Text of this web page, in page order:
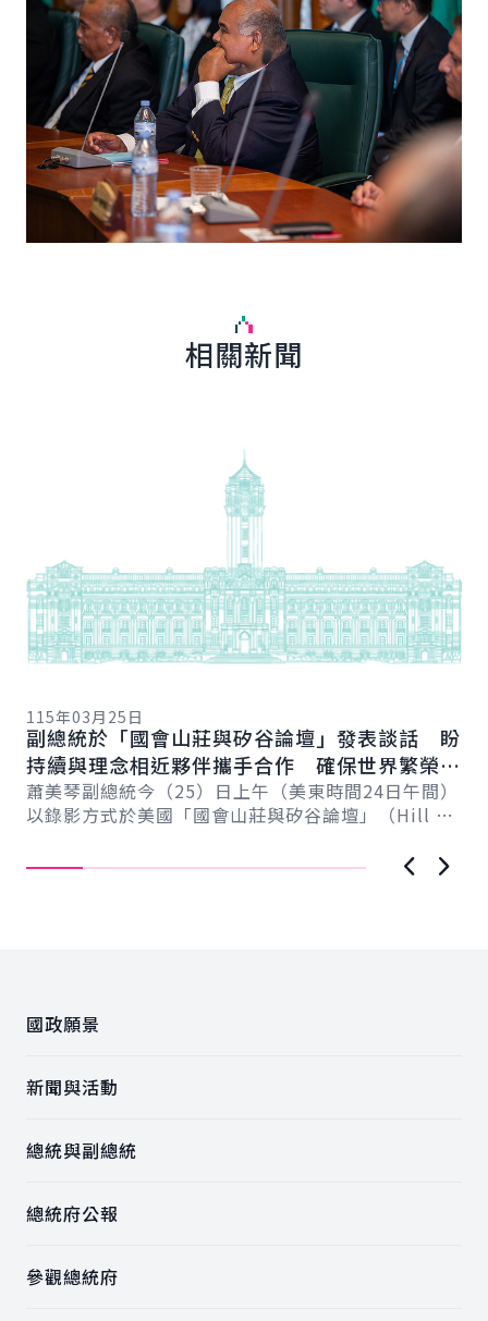
相關新聞
115年03月25日
副總統於「國會山莊與矽谷論壇」發表談話 盼
持續與理念相近夥伴攜手合作 確保世界繁榮與
自由
蕭美琴副總統今（25）日上午（美東時間24日午間）
以錄影方式於美國「國會山莊與矽谷論壇」（Hill &
國政願景
新聞與活動
總統與副總統
總統府公報
參觀總統府